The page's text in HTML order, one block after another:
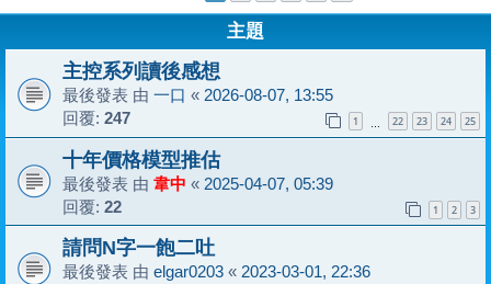
主題
主控系列讀後感想
最後發表 由 一口 « 2026-08-07, 13:55
回覆: 247 1 22 23 24 25
十年價格模型推估
最後發表 由 韋中 « 2025-04-07, 05:39
回覆: 22 1 2 3
請問N字一飽二吐
最後發表 由 elgar0203 « 2023-03-01, 22:36